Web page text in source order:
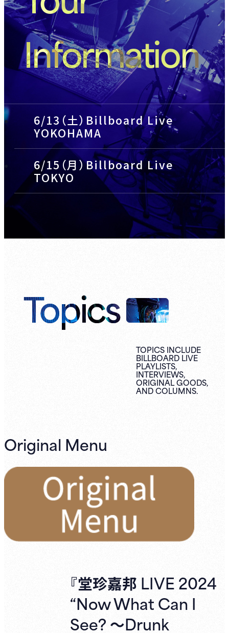
Information
6/13（土）Billboard Live
YOKOHAMA
6/15（月）Billboard Live
TOKYO
Topics
TOPICS INCLUDE
BILLBOARD LIVE
PLAYLISTS,
INTERVIEWS,
ORIGINALGOODS,
ANDCOLUMNS.
Original Menu
『堂珍嘉邦 LIVE 2024
“Now What Can I
See? ～Drunk